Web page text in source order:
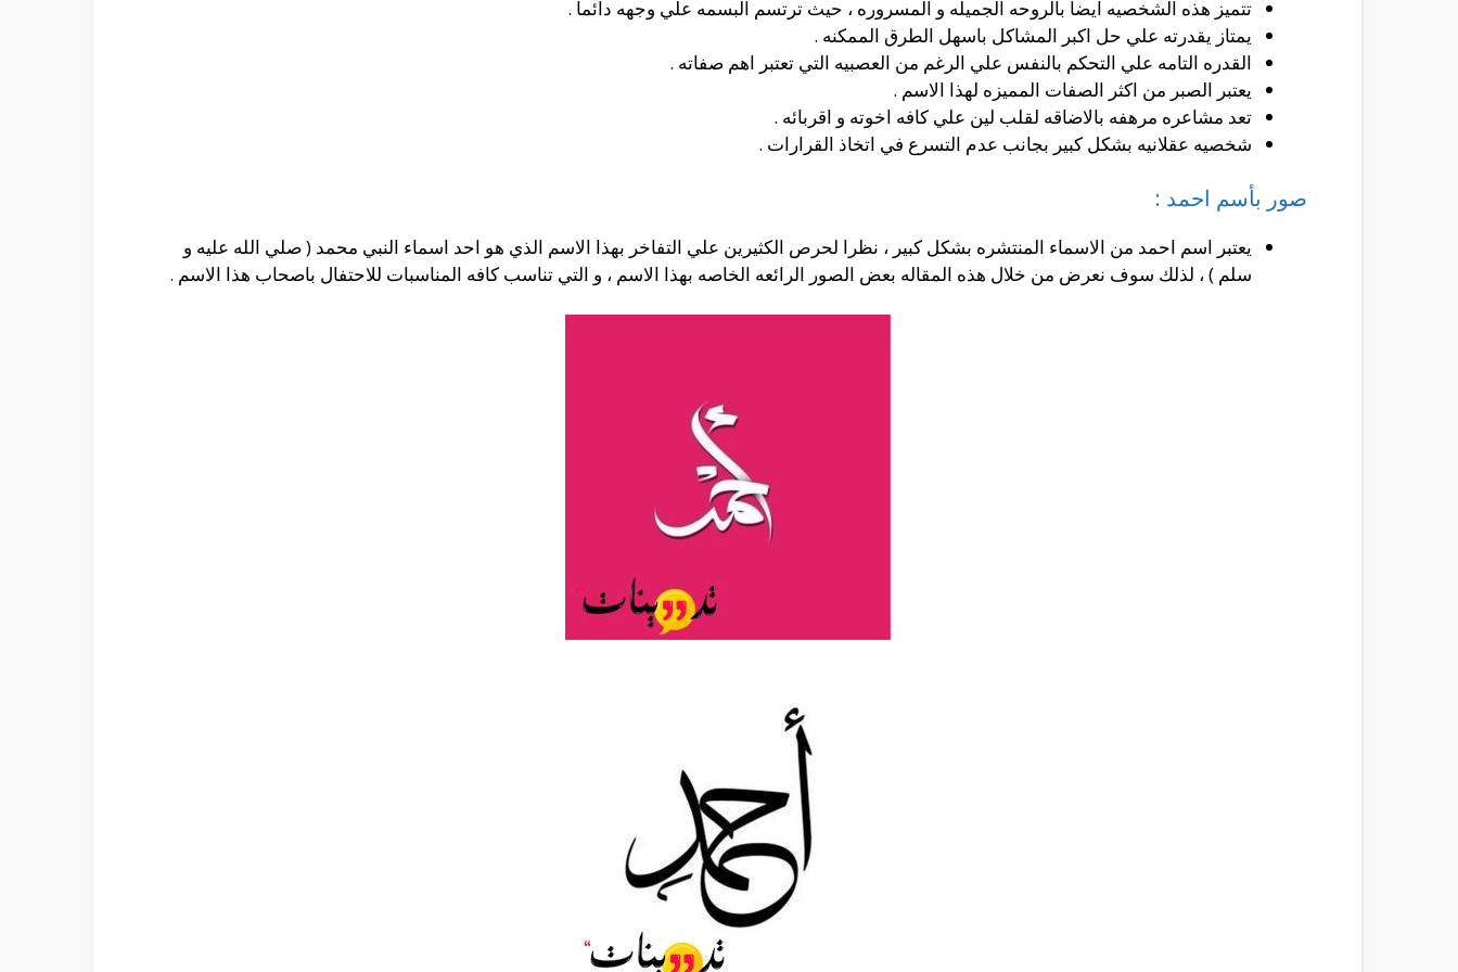
تتميز هذه الشخصيه ايضا بالروحه الجميله و المسروره ، حيث ترتسم البسمه علي وجهه دائما .
يمتاز يقدرته علي حل اكبر المشاكل باسهل الطرق الممكنه .
القدره التامه علي التحكم بالنفس علي الرغم من العصبيه التي تعتبر اهم صفاته .
يعتبر الصبر من اكثر الصفات المميزه لهذا الاسم .
تعد مشاعره مرهفه بالاضاقه لقلب لين علي كافه اخوته و اقربائه .
شخصيه عقلانيه بشكل كبير بجانب عدم التسرع في اتخاذ القرارات .
صور بأسم احمد :
يعتبر اسم احمد من الاسماء المنتشره بشكل كبير ، نظرا لحرص الكثيرين علي التفاخر بهذا الاسم الذي هو احد اسماء النبي محمد ( صلي الله عليه و
سلم ) ، لذلك سوف نعرض من خلال هذه المقاله بعض الصور الرائعه الخاصه بهذا الاسم ، و التي تناسب كافه المناسبات للاحتفال باصحاب هذا الاسم .